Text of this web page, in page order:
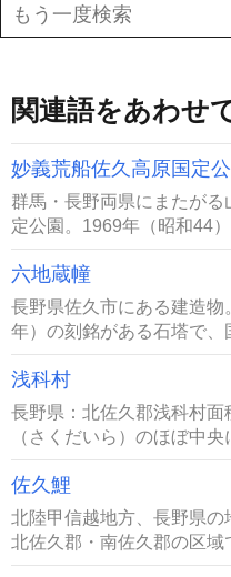
関連語をあわせ
妙義荒船佐久高原国定
群馬・長野両県にまたが
定公園。1969年（昭和44）
六地蔵幢
長野県佐久市にある建造
年）の刻銘がある石塔で、
浅科村
長野県：北佐久郡浅科村
（さくだいら）のほぼ中
佐久鯉
北陸甲信越地方、長野県の
北佐久郡・南佐久郡の区域